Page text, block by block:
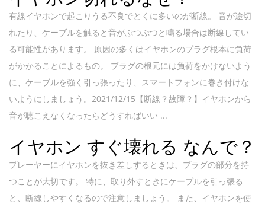
有線イヤホンで起こりうる不良でとくに多いのが断線。 音が途切
れたり、ケーブルを触ると音がぷつぷつと鳴る場合は断線してい
る可能性があります。 原因の多くはイヤホンのプラグ根本に負荷
がかかることによるもの。 プラグの根元には負荷をかけないよう
に、ケーブルを強く引っ張ったり、スマートフォンに巻き付けな
いようにしましょう。2021/12/15【断線？故障？】イヤホンから
音が聴こえなくなったらどうすればいい ...
イヤホン すぐ壊れる なんで？
プレーヤーにイヤホンを抜き差しするときは、プラグの部分を持
つことが大切です。 特に、取り外すときにケーブルを引っ張る
と、断線しやすくなるので注意しましょう。 また、イヤホンを使